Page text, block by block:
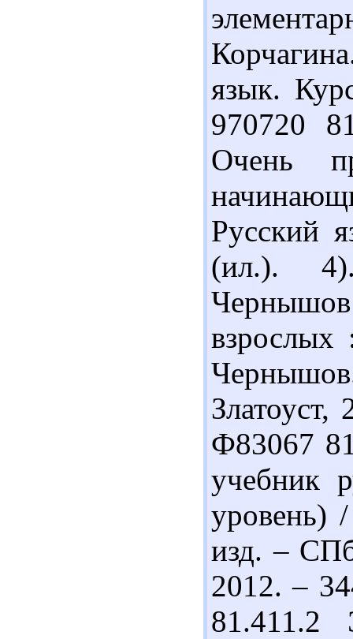
язык.
970720
Очень
Русский
(ил.).
Чернышов
взрослых
Ф83067
учебник
уровень)
изд. –
2012. –
81.411.2